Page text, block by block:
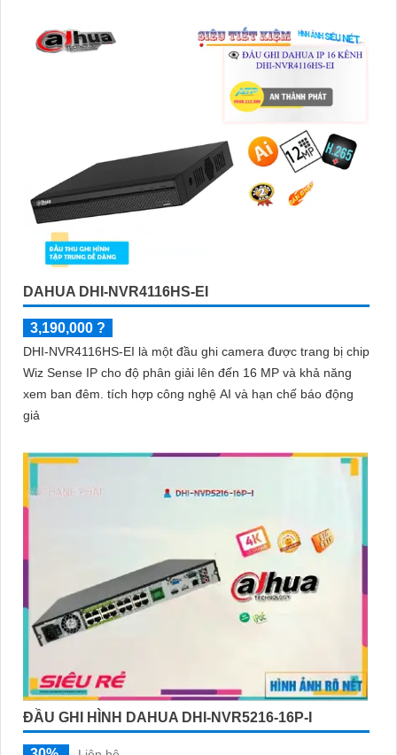
DAHUA DHI-NVR4116HS-EI
3,190,000 ?
DHI-NVR4116HS-EI là một đầu ghi camera được trang bị chip
Wiz Sense IP cho độ phân giải lên đến 16 MP và khả năng
xem ban đêm. tích hợp công nghệ AI và hạn chế báo động
giả
ĐẦU GHI HÌNH DAHUA DHI-NVR5216-16P-I